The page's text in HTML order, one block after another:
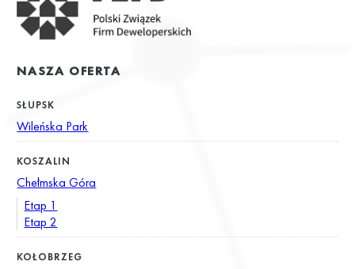
NASZA OFERTA
SŁUPSK
Wileńska Park
KOSZALIN
Chełmska Góra
Etap 1
Etap 2
KOŁOBRZEG